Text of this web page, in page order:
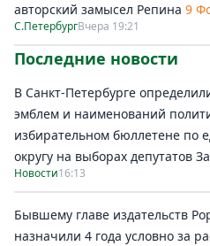
авторский замысел Репина 9
С.ПетербургВчера 19:21
Последние новости
В Санкт-Петербурге
эмблем и наименований
избирательном бюллетене по
округу на выборах депутатов
Новости16:13
Бывшему главе издательств
назначили 4 года условно за